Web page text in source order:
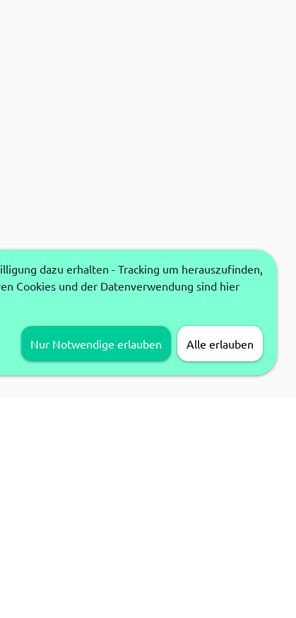
dazu erhalten - Tracking um herauszufinden,
Cookies und der Datenverwendung sind hier
Nur Notwendige erlauben Alle erlauben